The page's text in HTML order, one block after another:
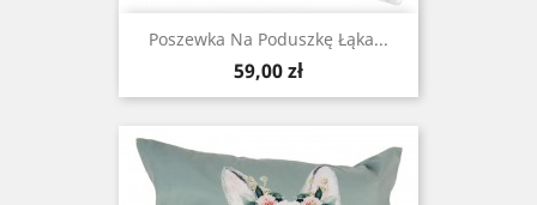
Poszewka Na Poduszkę Łąka...
Cena
59,00 zł